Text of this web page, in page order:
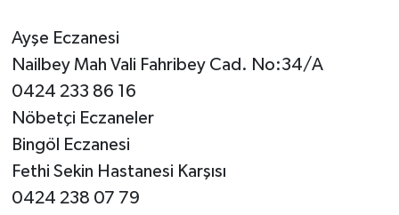
Ayşe Eczanesi
Nailbey Mah Vali Fahribey Cad. No:34/A
0424 233 86 16
Nöbetçi Eczaneler
Bingöl Eczanesi
Fethi Sekin Hastanesi Karşısı
0424 238 07 79
TEKNOLOJİ
YAŞAM